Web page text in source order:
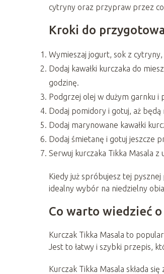
cytryny oraz przypraw przez
Kroki do
Wymieszaj jogurt, sok z
Dodaj kawałki kurczaka do
godzinę.
Podgrzej olej w dużym garnku i
Dodaj pomidory i gotuj, aż będą
Dodaj marynowane kawałki
Dodaj śmietanę i gotuj jeszcze
Serwuj kurczaka Tikka Masala
Kiedy już spróbujesz tej
idealny wybór na niedzielny
Co warto wiedzieć
Kurczak Tikka Masala to
Jest to łatwy i szybki przepis,
Kurczak Tikka Masala składa